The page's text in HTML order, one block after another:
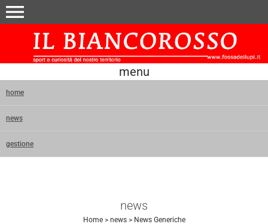
menu
menu
home
news
gestione
news
Home> news> News Generiche